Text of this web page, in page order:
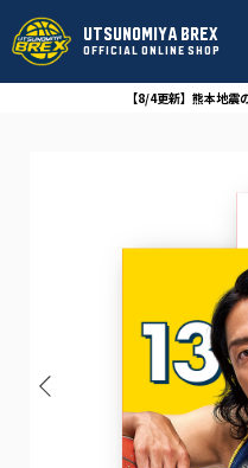
UTSUNOMIYA BREX
OFFICIAL ONLINE SHOP
【8/4更新】熊本地震